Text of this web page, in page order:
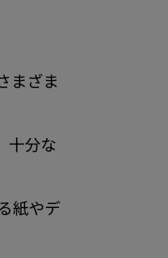
まざま
十分な
紙やデ